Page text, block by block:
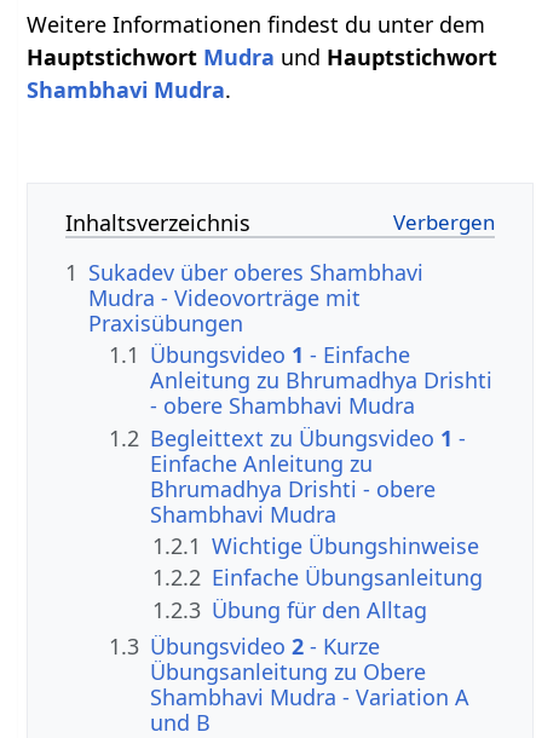
Weitere Informationen findest du unter dem
Hauptstichwort Mudra und Hauptstichwort
Shambhavi Mudra.
Inhaltsverzeichnis
1 Sukadev über oberes Shambhavi
Mudra - Videovorträge mit
Praxisübungen
1.1 Übungsvideo 1 - Einfache
Anleitung zu Bhrumadhya Drishti
- obere Shambhavi Mudra
1.2 Begleittext zu Übungsvideo 1 -
Einfache Anleitung zu
Bhrumadhya Drishti - obere
Shambhavi Mudra
1.2.1 Wichtige Übungshinweise
1.2.2 Einfache Übungsanleitung
1.2.3 Übung für den Alltag
1.3 Übungsvideo2 - Kurze
Übungsanleitung zu Obere
Shambhavi Mudra - Variation A
und B